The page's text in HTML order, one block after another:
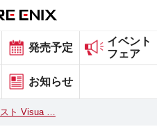
メニュー
発売予定
イベント
フェア
お知らせ
ト Visua …